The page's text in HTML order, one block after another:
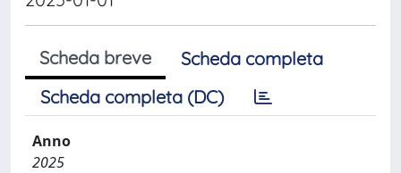
Scheda breve
Scheda completa
Scheda completa (DC)
Anno
2025